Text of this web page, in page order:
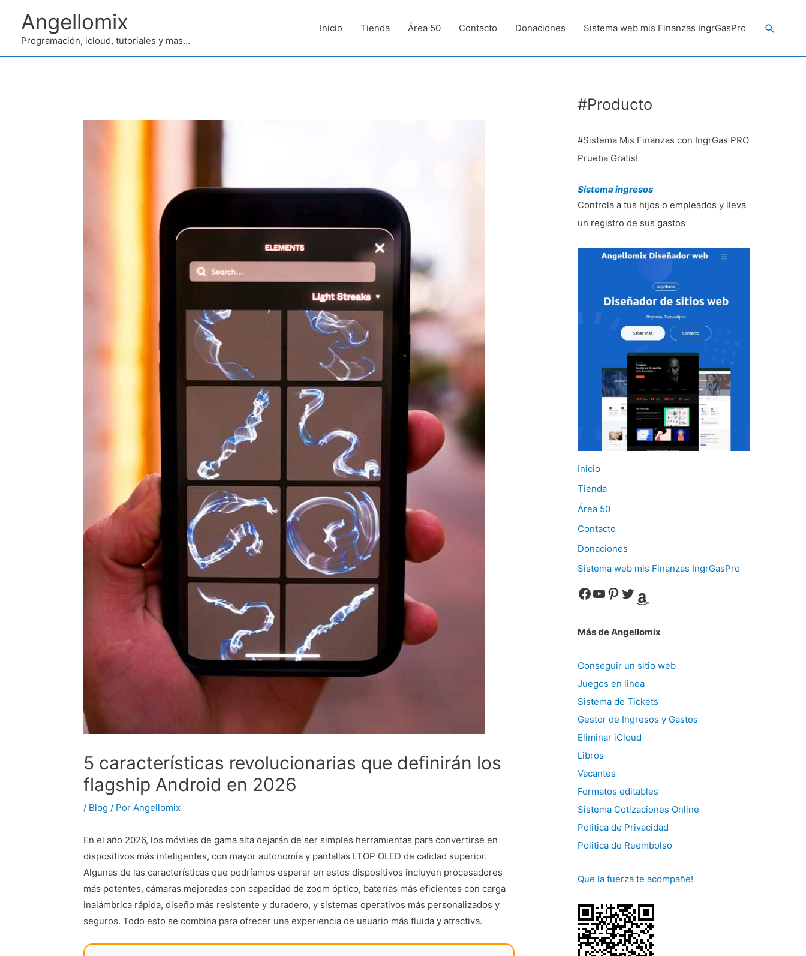
contenido
Angellomix
Programación, icloud, tutoriales y mas...
Inicio Tienda Área 50 Contacto Donaciones Sistema web mis Finanzas IngrGasPro Buscar
5 características revolucionarias que definirán los
flagship Android en 2026
/ Blog / Por Angellomix
En el año 2026, los móviles de gama alta dejarán de ser simples herramientas para convertirse en
dispositivos más inteligentes, con mayor autonomía y pantallas LTOP OLED de calidad superior.
Algunas de las características que podríamos esperar en estos dispositivos incluyen procesadores
más potentes, cámaras mejoradas con capacidad de zoom óptico, baterías más eficientes con carga
inalámbrica rápida, diseño más resistente y duradero, y sistemas operativos más personalizados y
seguros. Todo esto se combina para ofrecer una experiencia de usuario más fluida y atractiva.
#Producto
#Sistema Mis Finanzas con IngrGas PRO
Prueba Gratis!
Sistema ingresos
Controla a tus hijos o empleados y lleva
un registro de sus gastos
Inicio
Tienda
Área 50
Contacto
Donaciones
Sistema web mis Finanzas IngrGasPro
Facebook YouTube Pinterest Twitter Amazon
Más de Angellomix
Conseguir un sitio web
Juegos en linea
Sistema de Tickets
Gestor de Ingresos y Gastos
Eliminar iCloud
Libros
Vacantes
Formatos editables
Sistema Cotizaciones Online
Politica de Privacidad
Politica de Reembolso
Que la fuerza te acompañe!